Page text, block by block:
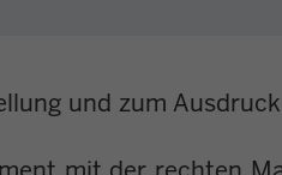
und zum